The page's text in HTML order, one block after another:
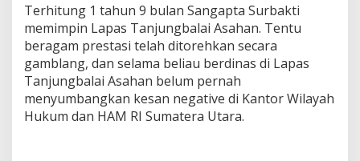
Terhitung 1 tahun 9 bulan Sangapta Surbakti
memimpin Lapas Tanjungbalai Asahan. Tentu
beragam prestasi telah ditorehkan secara
gamblang, dan selama beliau berdinas di Lapas
Tanjungbalai Asahan belum pernah
menyumbangkan kesan negative di Kantor Wilayah
Hukum dan HAM RI Sumatera Utara.